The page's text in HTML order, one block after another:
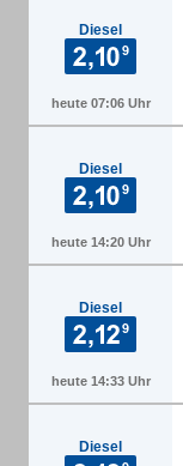
Diesel
heute 07:06 Uhr
Diesel
heute 14:20 Uhr
Diesel
heute 14:33 Uhr
Diesel